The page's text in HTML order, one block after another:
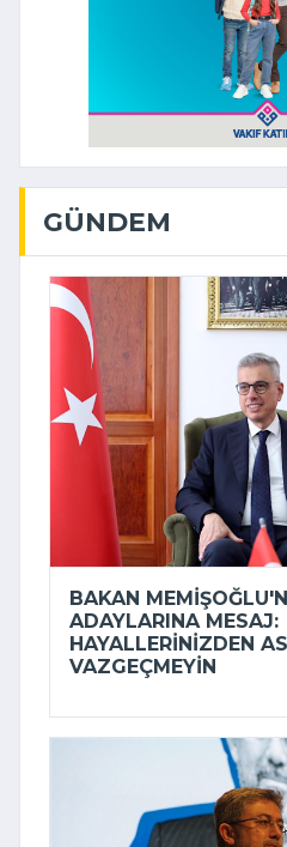
GÜNDEM
BAKAN
ADAYLARINA MESAJ:
HAYALLERINIZDEN
VAZGEÇMEYIN